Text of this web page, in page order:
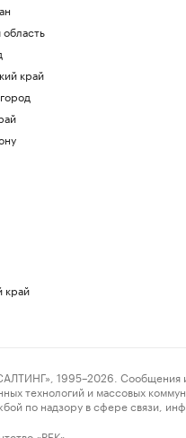
область
край
край
1995–2026. Сообщения и
технологий и массовых
по надзору в сфере связи,